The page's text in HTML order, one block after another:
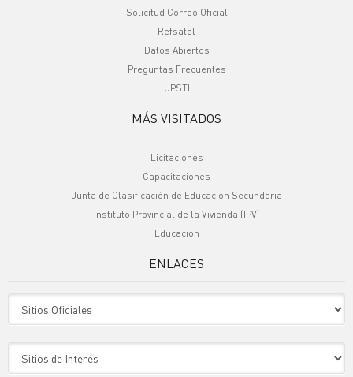
Solicitud Correo Oficial
Refsatel
Datos Abiertos
Preguntas Frecuentes
UPSTI
MÁS VISITADOS
Licitaciones
Capacitaciones
Junta de Clasificación de Educación Secundaria
Instituto Provincial de la Vivienda (IPV)
Educación
ENLACES